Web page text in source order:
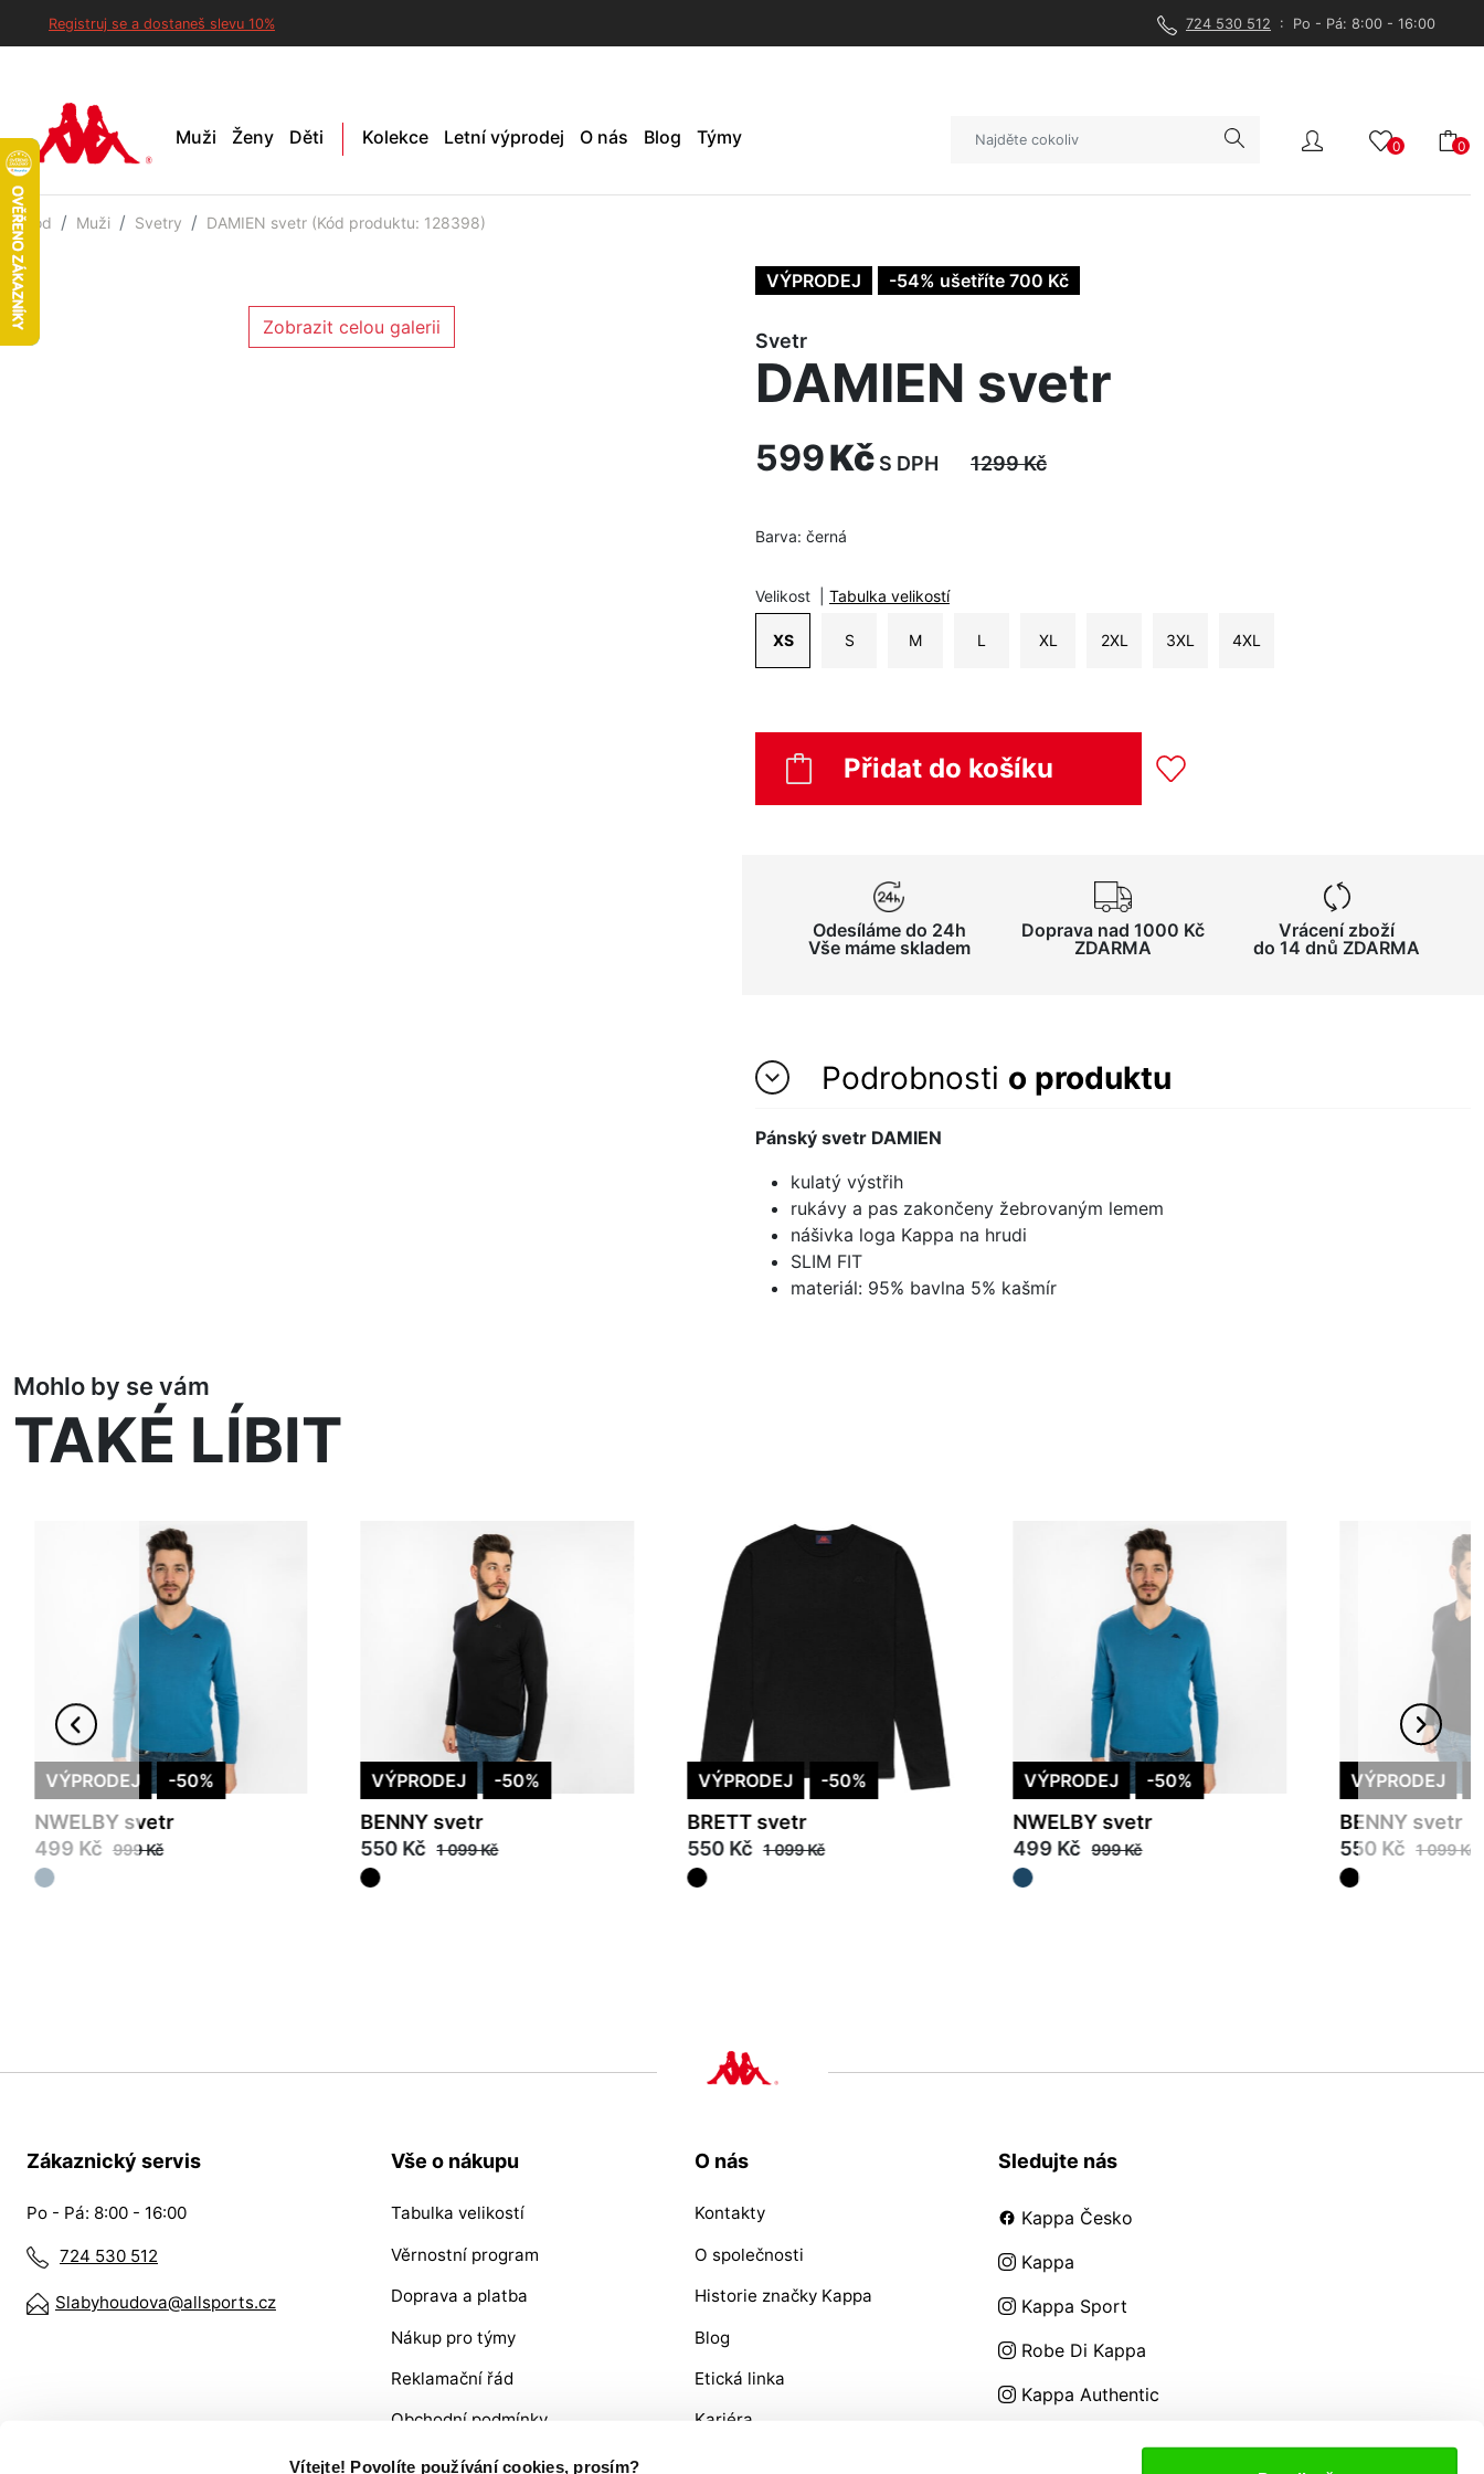
Vítejte! Povolíte používání cookies, prosím?
Registruj se a dostaneš slevu 10% 724 530 512 : Po - Pá: 8:00 - 16:00
Muži Ženy Děti Kolekce Letní výprodej O nás Blog Týmy 0 0
Úvod Muži Svetry DAMIEN svetr (Kód produktu: 128398)
Zobrazit celou galerii
VÝPRODEJ -54% ušetříte 700 Kč
Svetr
DAMIEN svetr
599Kč S DPH 1299Kč
Barva: černá
Velikost Tabulka velikostí
XS S M L XL 2XL 3XL 4XL
Přidat do košíku
Odesíláme do 24h
Vše máme skladem
Doprava nad 1000 Kč
ZDARMA
Vrácení zboží
do 14 dnů ZDARMA
Podrobnosti o produktu
Pánský svetr DAMIEN
kulatý výstřih
rukávy a pas zakončeny žebrovaným lemem
nášivka loga Kappa na hrudi
SLIM FIT
materiál: 95% bavlna 5% kašmír
Mohlo by se vám
TAKÉ LÍBIT
VÝPRODEJ -50%
NWELBY svetr
499 Kč 999 Kč
VÝPRODEJ -50%
BENNY svetr
550 Kč 1 099 Kč
VÝPRODEJ -50%
BRETT svetr
550 Kč 1 099 Kč
VÝPRODEJ -50%
NWELBY svetr
499 Kč 999 Kč
VÝPRODEJ
BENNY svetr
550 Kč 1 099 Kč
Zákaznický servis
Po - Pá: 8:00 - 16:00
724 530 512
Slabyhoudova@allsports.cz
Vše o nákupu
Tabulka velikostí
Věrnostní program
Doprava a platba
Nákup pro týmy
Reklamační řád
Obchodní podmínky
VRÁCENÍ ZBOŽÍ / REKLAMACE
O nás
Kontakty
O společnosti
Historie značky Kappa
Blog
Etická linka
Kariéra
Sledujte nás
Kappa Česko
Kappa
Kappa Sport
Robe Di Kappa
Kappa Authentic